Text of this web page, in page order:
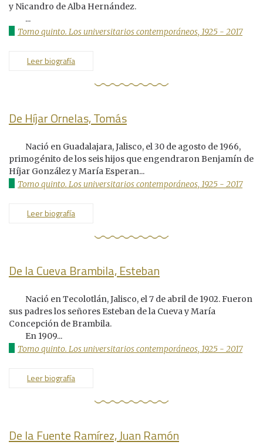
y Nicandro de Alba Hernández.
...
Tomo quinto. Los universitarios contemporáneos, 1925 - 2017
Leer biografía
De Híjar Ornelas, Tomás
Nació en Guadalajara, Jalisco, el 30 de agosto de 1966,
primogénito de los seis hijos que engendraron Benjamín de
Híjar González y María Esperan...
Tomo quinto. Los universitarios contemporáneos, 1925 - 2017
Leer biografía
De la Cueva Brambila, Esteban
Nació en Tecolotlán, Jalisco, el 7 de abril de 1902. Fueron
sus padres los señores Esteban de la Cueva y María
Concepción de Brambila.
En 1909...
Tomo quinto. Los universitarios contemporáneos, 1925 - 2017
Leer biografía
De la Fuente Ramírez, Juan Ramón